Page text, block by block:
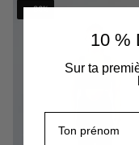
- 30%
10 %
Sur ta
Prénom